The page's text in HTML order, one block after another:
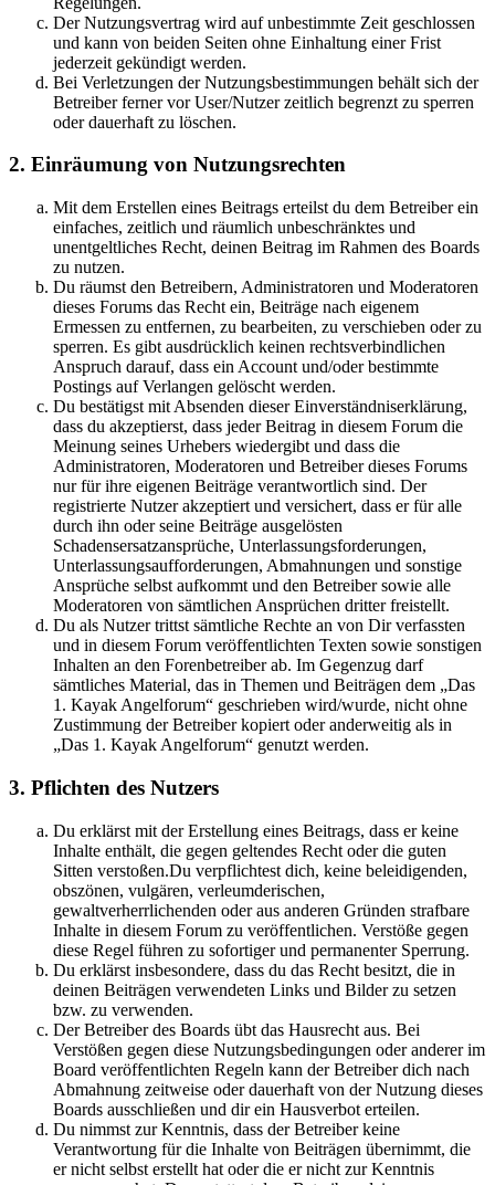
Der Nutzungsvertrag wird auf unbestimmte Zeit geschlossen
und kann von beiden Seiten ohne Einhaltung einer Frist
jederzeit gekündigt werden.
Bei Verletzungen der Nutzungsbestimmungen behält sich der
Betreiber ferner vor User/Nutzer zeitlich begrenzt zu sperren
oder dauerhaft zu löschen.
2. Einräumung von Nutzungsrechten
Mit dem Erstellen eines Beitrags erteilst du dem Betreiber ein
einfaches, zeitlich und räumlich unbeschränktes und
unentgeltliches Recht, deinen Beitrag im Rahmen des Boards
zu nutzen.
Du räumst den Betreibern, Administratoren und Moderatoren
dieses Forums das Recht ein, Beiträge nach eigenem
Ermessen zu entfernen, zu bearbeiten, zu verschieben oder zu
sperren. Es gibt ausdrücklich keinen rechtsverbindlichen
Anspruch darauf, dass ein Account und/oder bestimmte
Postings auf Verlangen gelöscht werden.
Du bestätigst mit Absenden dieser Einverständniserklärung,
dass du akzeptierst, dass jeder Beitrag in diesem Forum die
Meinung seines Urhebers wiedergibt und dass die
Administratoren, Moderatoren und Betreiber dieses Forums
nur für ihre eigenen Beiträge verantwortlich sind. Der
registrierte Nutzer akzeptiert und versichert, dass er für alle
durch ihn oder seine Beiträge ausgelösten
Schadensersatzansprüche, Unterlassungsforderungen,
Unterlassungsaufforderungen, Abmahnungen und sonstige
Ansprüche selbst aufkommt und den Betreiber sowie alle
Moderatoren von sämtlichen Ansprüchen dritter freistellt.
Du als Nutzer trittst sämtliche Rechte an von Dir verfassten
und in diesem Forum veröffentlichten Texten sowie sonstigen
Inhalten an den Forenbetreiber ab. Im Gegenzug darf
sämtliches Material, das in Themen und Beiträgen dem „Das
1. Kayak Angelforum“ geschrieben wird/wurde, nicht ohne
Zustimmung der Betreiber kopiert oder anderweitig als in
„Das 1. Kayak Angelforum“ genutzt werden.
3. Pflichten des Nutzers
Du erklärst mit der Erstellung eines Beitrags, dass er keine
Inhalte enthält, die gegen geltendes Recht oder die guten
Sitten verstoßen.Du verpflichtest dich, keine beleidigenden,
obszönen, vulgären, verleumderischen,
gewaltverherrlichenden oder aus anderen Gründen strafbare
Inhalte in diesem Forum zu veröffentlichen. Verstöße gegen
diese Regel führen zu sofortiger und permanenter Sperrung.
Du erklärst insbesondere, dass du das Recht besitzt, die in
deinen Beiträgen verwendeten Links und Bilder zu setzen
bzw. zu verwenden.
Der Betreiber des Boards übt das Hausrecht aus. Bei
Verstößen gegen diese Nutzungsbedingungen oder anderer im
Board veröffentlichten Regeln kann der Betreiber dich nach
Abmahnung zeitweise oder dauerhaft von der Nutzung dieses
Boards ausschließen und dir ein Hausverbot erteilen.
Du nimmst zur Kenntnis, dass der Betreiber keine
Verantwortung für die Inhalte von Beiträgen übernimmt, die
er nicht selbst erstellt hat oder die er nicht zur Kenntnis